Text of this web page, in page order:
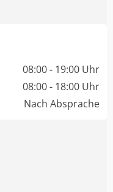
08:00 - 19:00 Uhr
08:00 - 18:00 Uhr
Nach Absprache